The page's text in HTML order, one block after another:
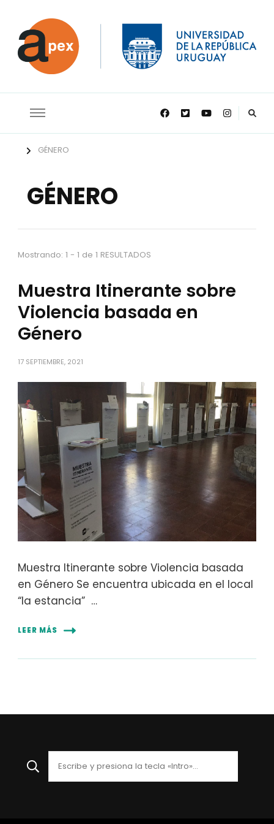
APEX
GÉNERO
GÉNERO
Mostrando: 1 - 1 de 1 RESULTADOS
Muestra Itinerante sobre
Violencia basada en
Género
17 SEPTIEMBRE, 2021
Muestra Itinerante sobre Violencia basada
en Género Se encuentra ubicada en el local
“la estancia” …
LEER MÁS